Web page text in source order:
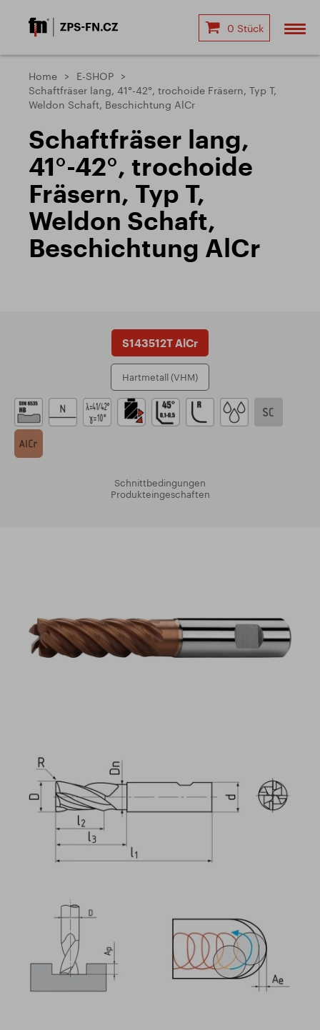
0 Stück
Home
E-SHOP
Schaftfräser lang, 41°-42°, trochoide Fräsern, Typ T,
Weldon Schaft, Beschichtung AlCr
Schaftfräser lang,
41°-42°, trochoide
Fräsern, Typ T,
Weldon Schaft,
Beschichtung AlCr
S143512T AlCr
Hartmetall (VHM)
Schnittbedingungen
Produkteingeschaften